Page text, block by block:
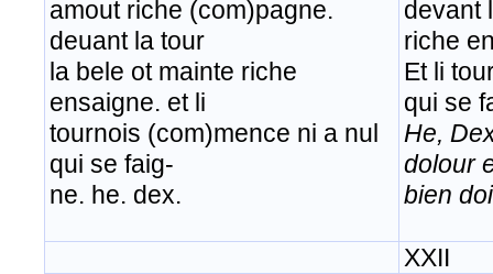
amout riche (com)pagne.
deuant la tour
la bele ot mainte riche
ensaigne. et li
tournois (com)mence ni a nul
qui se faig-
ne. he. dex.
devant
riche
Et li
qui se
He,
dolour
bien
XXII